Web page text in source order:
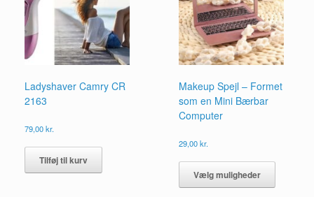
Ladyshaver Camry CR
2163
79,00kr.
Tilføj til kurv
Makeup Spejl – Formet
som en Mini Bærbar
Computer
29,00kr.
Vælg muligheder
har